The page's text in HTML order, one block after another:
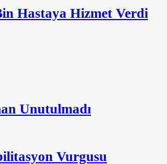
Hastaya Hizmet Verdi
Unutulmadı
Vurgusu